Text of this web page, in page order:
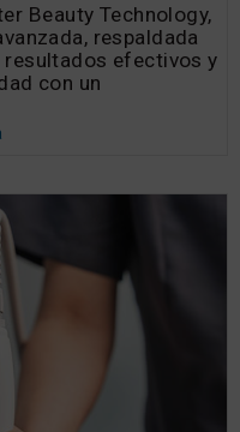
Beauty Technology,
respaldada
resultados efectivos y
con un